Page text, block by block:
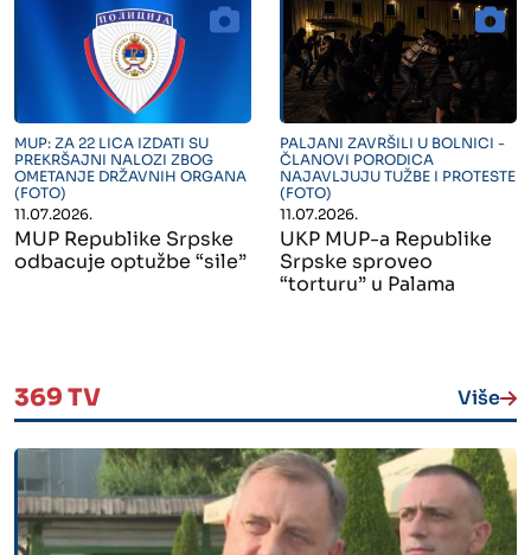
" alt="">
MUP: ZA 22 LICA IZDATI SU
PREKRŠAJNI NALOZI ZBOG
OMETANJE DRŽAVNIH ORGANA
(FOTO)
11.07.2026.
MUP Republike Srpske
odbacuje optužbe “sile”
" alt="">
PALJANI ZAVRŠILI U BOLNICI -
ČLANOVI PORODICA
NAJAVLJUJU TUŽBE I PROTESTE
(FOTO)
11.07.2026.
UKP MUP-a Republike
Srpske sproveo
“torturu” u Palama
369 TV Više